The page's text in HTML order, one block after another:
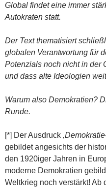
Global findet eine immer
Autokraten statt.
Der Text thematisiert
globalen Verantwortung für
Potenzials noch nicht in der
und dass alte Ideologien
Warum also Demokratien?
Runde.
[*] Der Ausdruck
gebildet angesichts der
den 1920iger Jahren in
moderne Demokratien
Weltkrieg noch verstärkt! Ab